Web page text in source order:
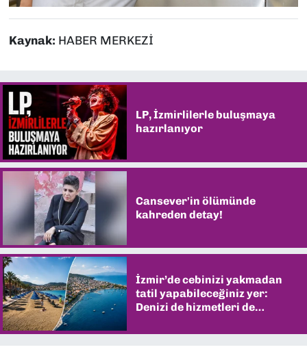
Kaynak: HABER MERKEZİ
LP, İzmirlilerle buluşmaya
hazırlanıyor
Cansever'in ölümünde
kahreden detay!
İzmir’de cebinizi yakmadan
tatil yapabileceğiniz yer:
Denizi de hizmetleri de